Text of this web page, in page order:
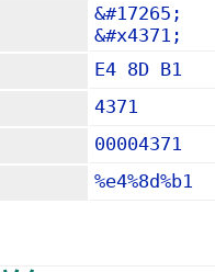
&#17265;
&#x4371;
E4 8D B1
4371
00004371
%e4%8d%b1